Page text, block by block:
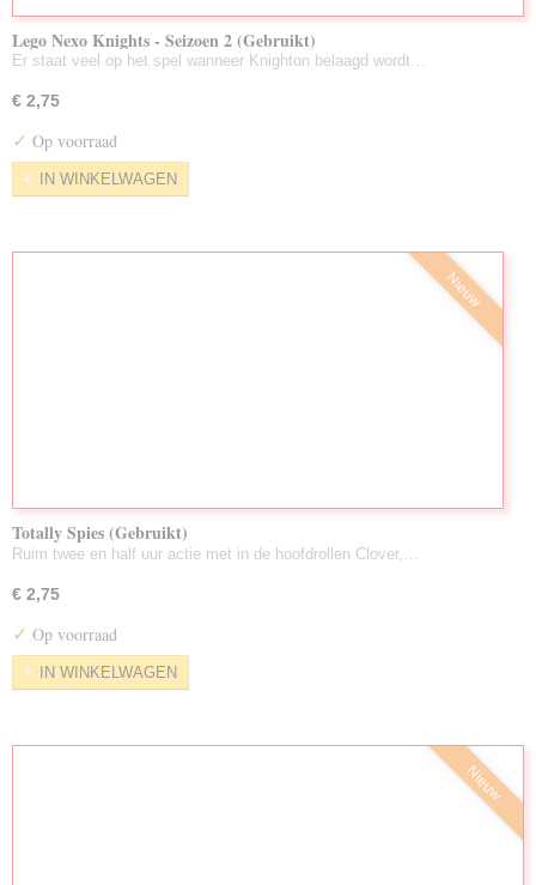
Lego Nexo Knights - Seizoen 2 (Gebruikt)
Er staat veel op het spel wanneer Knighton belaagd wordt…
€ 2,75
✓ Op voorraad
IN WINKELWAGEN
Nieuw
Totally Spies (Gebruikt)
Ruim twee en half uur actie met in de hoofdrollen Clover,…
€ 2,75
✓ Op voorraad
IN WINKELWAGEN
Nieuw